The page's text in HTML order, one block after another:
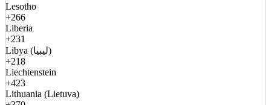
Lesotho
+266
Liberia
+231
Libya (ليبيا)
+218
Liechtenstein
+423
Lithuania (Lietuva)